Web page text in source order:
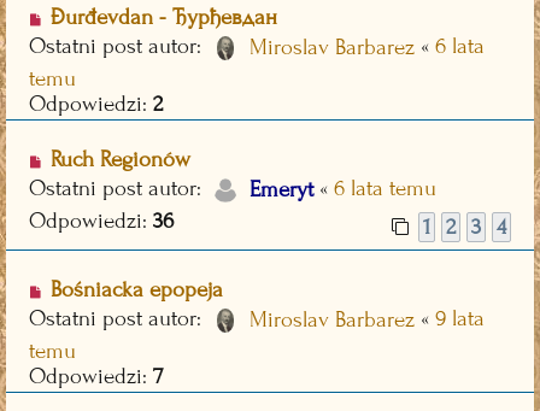
Đurđevdan - Ђурђевдан
Ostatni post autor:
Miroslav Barbarez « 6 lata
temu
Odpowiedzi: 2
Ruch Regionów
Ostatni post autor:
Emeryt« 6 lata temu
Odpowiedzi: 36 1 2 3 4
Bośniacka epopeja
Ostatni post autor:
Miroslav Barbarez « 9 lata
temu
Odpowiedzi: 7